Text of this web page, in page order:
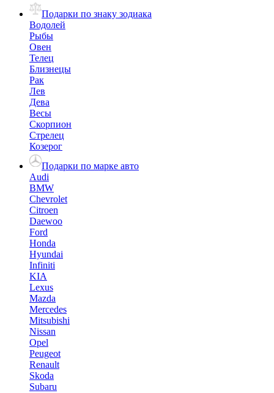
Подарки по знаку зодиака
Водолей
Рыбы
Овен
Телец
Близнецы
Рак
Лев
Дева
Весы
Скорпион
Стрелец
Козерог
Подарки по марке авто
Audi
BMW
Chevrolet
Citroen
Daewoo
Ford
Honda
Hyundai
Infiniti
KIA
Lexus
Mazda
Mercedes
Mitsubishi
Nissan
Opel
Peugeot
Renault
Skoda
Subaru